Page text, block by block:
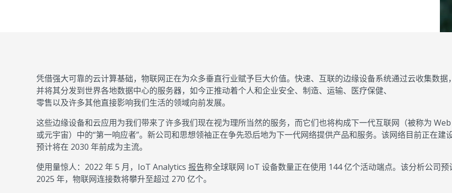
凭借强大可靠的云计算基础，物联网正在为众多垂直行业赋予巨大价值。快速、互联的边缘设备系统通过云收集数据
并将其分发到世界各地数据中心的服务器，如今正推动着个人和企业安全、制造、运输、医疗保健、
零售以及许多其他直接影响我们生活的领域向前发展。
这些边缘设备和云应用为我们带来了许多我们现在视为理所当然的服务，而它们也将构成下一代互联网（被称为
或元宇宙）中的“第一响应者”。新公司和思想领袖正在争先恐后地为下一代网络提供产品和服务。该网络目前正在建
预计将在 2030 年前成为主流。
使用量惊人：2022 年 5 月，IoT Analytics 报告称全球联网 IoT 设备数量正在使用 144 亿个活动端点。该分析公司预
2025 年，物联网连接数将攀升至超过 270 亿个。